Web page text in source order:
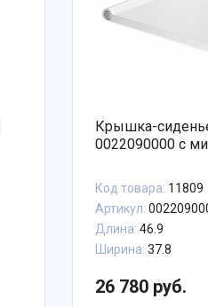
Крышка-
0022090000 с
Код товара: 11809
Артикул:
Длина: 46.9
Ширина: 37.8
26 780 руб.